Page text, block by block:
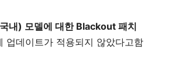
내) 모델에 대한 Blackout 패치
업데이트가 적용되지 않았다고함